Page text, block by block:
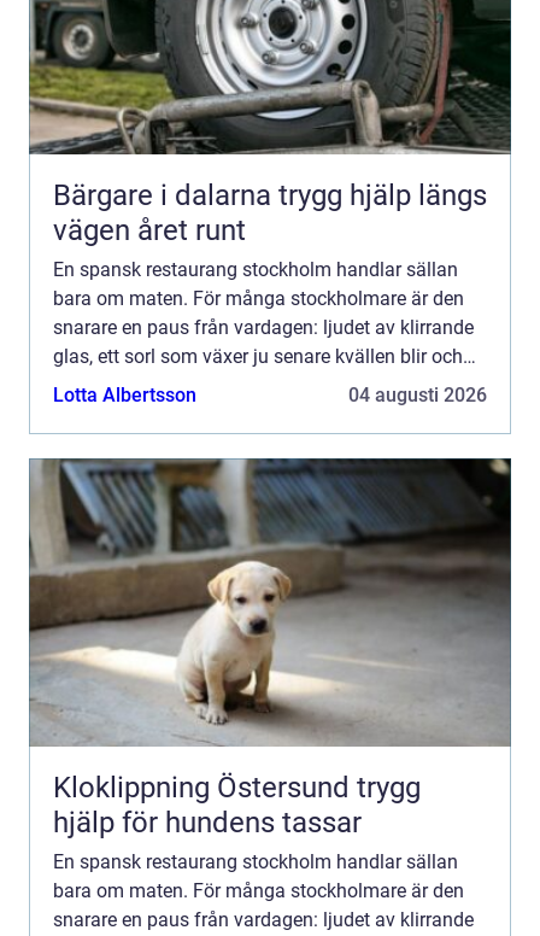
Bärgare i dalarna trygg hjälp längs
vägen året runt
En spansk restaurang stockholm handlar sällan
bara om maten. För många stockholmare är den
snarare en paus från vardagen: ljudet av klirrande
glas, ett sorl som växer ju senare kvällen blir och
doften av vitlök, grillad paprika och olivolja. Mitt i
Lotta Albertsson 04 augusti 2026
Kloklippning Östersund trygg
hjälp för hundens tassar
En spansk restaurang stockholm handlar sällan
bara om maten. För många stockholmare är den
snarare en paus från vardagen: ljudet av klirrande